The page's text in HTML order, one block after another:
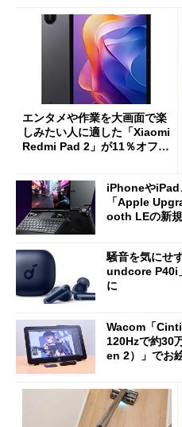
エンタメや作業を大画面で楽
しみたい人に適した「Xiaomi
Redmi Pad 2」が11％オフの
iPhoneやiPad
「Apple
ooth LEの新
騒音を気にせ
undcore P40i
に
Wacom「
120Hzで約30
en 2）」でお